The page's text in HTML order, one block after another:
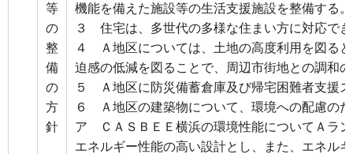
等
の
整
備
の
方
針
機能を備えた施設等の生活支援施設を整備する。
３ 住宅は、多世代の多様な住まい方に対応で
４ Ａ地区については、土地の高度利用を図る
迫感の低減を図ることで、周辺市街地との調和
５ Ａ地区に防災備蓄倉庫及び帰宅困難者支援
６ Ａ地区の建築物について、環境への配慮の
ア ＣＡＳＢＥＥ横浜の環境性能についてＡラ
エネルギー性能の高い設計とし、また、エネル